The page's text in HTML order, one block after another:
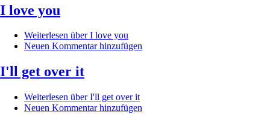
I love you
Weiterlesen über I love you
Neuen Kommentar hinzufügen
I'll get over it
Weiterlesen über I'll get over it
Neuen Kommentar hinzufügen